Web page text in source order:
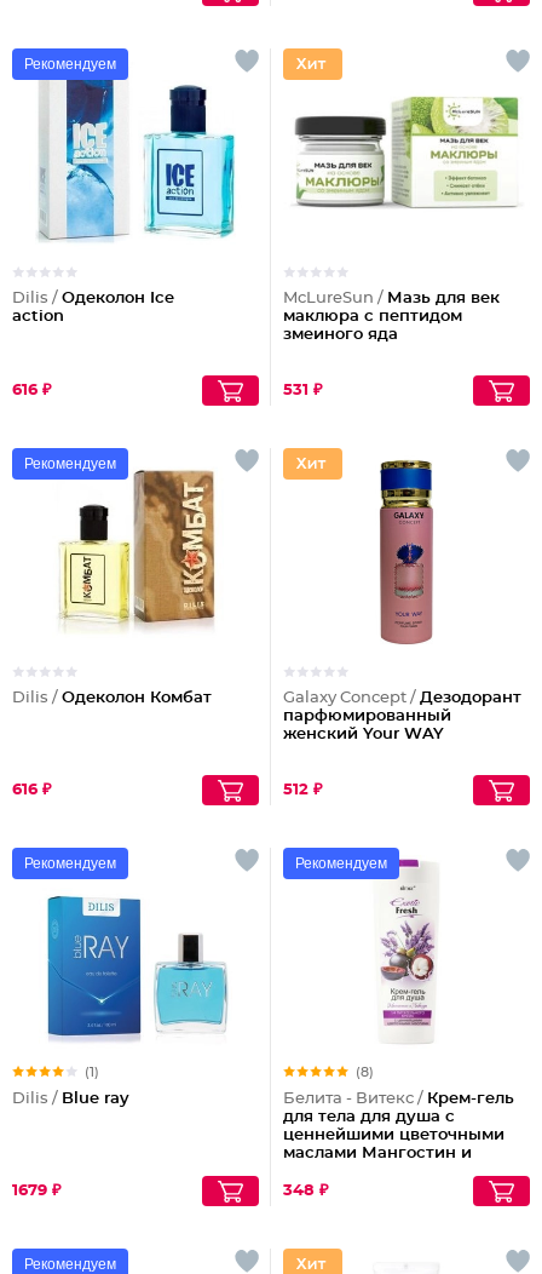
Рекомендуем
Dilis / Одеколон Ice
action
616 ₽
McLureSun / Мазь для век
маклюра с пептидом
змеиного яда
531 ₽
Рекомендуем
Dilis / Одеколон Комбат
616 ₽
Galaxy Concept / Дезодорант
парфюмированный
женский Your WAY
512 ₽
Рекомендуем
(1)
Dilis / Blue ray
1679 ₽
Рекомендуем
(8)
Белита - Витекс / Крем-гель
для тела для душа с
ценнейшими цветочными
маслами Мангостин и
348 ₽
Рекомендуем